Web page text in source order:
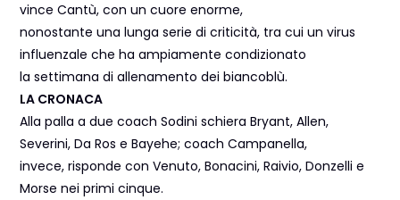
vince Cantù, con un cuore enorme,
nonostante una lunga serie di criticità, tra cui un virus
influenzale che ha ampiamente condizionato
la settimana di allenamento dei biancoblù.
LA CRONACA
Alla palla a due coach Sodini schiera Bryant, Allen,
Severini, Da Ros e Bayehe; coach Campanella,
invece, risponde con Venuto, Bonacini, Raivio, Donzelli e
Morse nei primi cinque.